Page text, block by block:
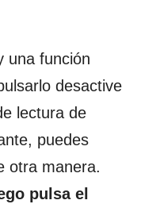
una función
desactive
lectura de
puedes
otra manera.
pulsa el